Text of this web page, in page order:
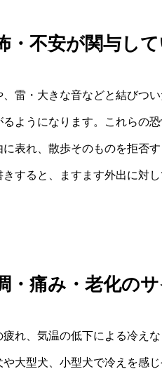
・不安が関与し
雷・大きな音などと結びつ
ようになります。これらの
に表れ、散歩そのものを拒否
すると、ますます外出に対
・痛み・老化の
れ、気温の低下による冷え
大型犬、小型犬で冷えを感